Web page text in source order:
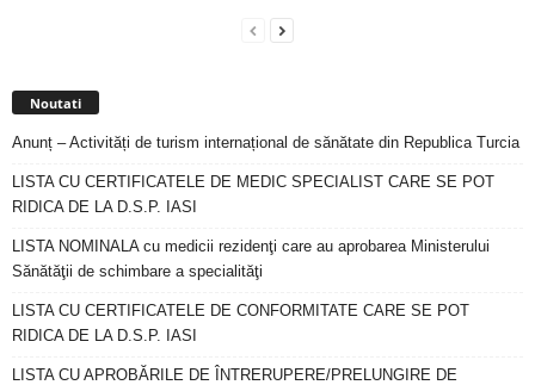
Noutati
Anunț – Activități de turism internațional de sănătate din Republica Turcia
LISTA CU CERTIFICATELE DE MEDIC SPECIALIST CARE SE POT
RIDICA DE LA D.S.P. IASI
LISTA NOMINALA cu medicii rezidenţi care au aprobarea Ministerului
Sănătăţii de schimbare a specialităţi
LISTA CU CERTIFICATELE DE CONFORMITATE CARE SE POT
RIDICA DE LA D.S.P. IASI
LISTA CU APROBĂRILE DE ÎNTRERUPERE/PRELUNGIRE DE